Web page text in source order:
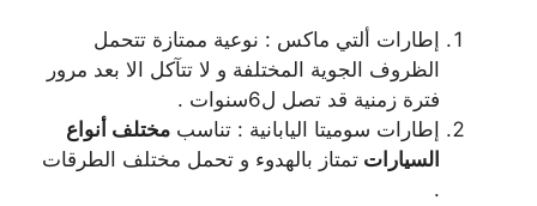
إطارات ألتي ماكس : نوعية ممتازة تتحمل
الظروف الجوية المختلفة و لا تتآكل الا بعد مرور
فترة زمنية قد تصل ل6سنوات .
إطارات سوميتا اليابانية : تناسب مختلف أنواع
السيارات تمتاز بالهدوء و تحمل مختلف الطرقات
.